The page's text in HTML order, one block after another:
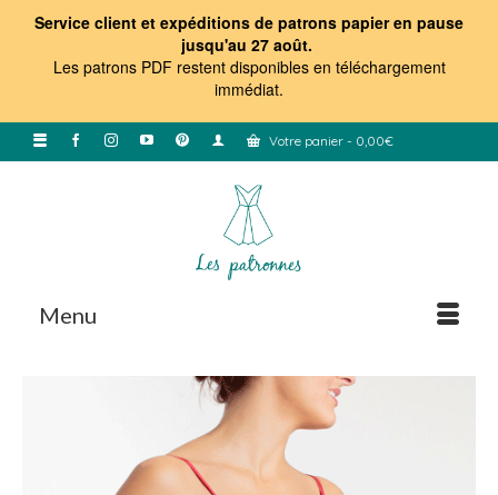
Service client et expéditions de patrons papier en pause
jusqu'au 27 août.
Les patrons PDF restent disponibles en téléchargement
immédiat.
Votre panier - 0,00€
Menu